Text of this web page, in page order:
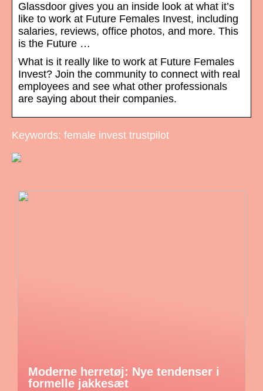
Glassdoor gives you an inside look at what it’s
like to work at Future Females Invest, including
salaries, reviews, office photos, and more. This
is the Future …
What is it really like to work at Future Females
Invest? Join the community to connect with real
employees and see what other professionals
are saying about their companies.
Keywords: female invest trustpilot
Moderne herretøj: Nye tendenser i
formelle jakkesæt